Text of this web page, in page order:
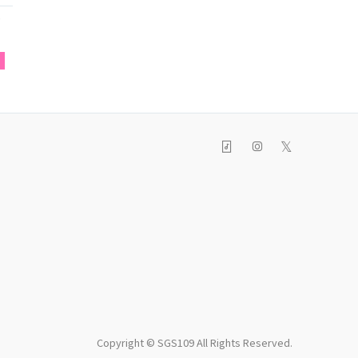
𝕏
Copyright © SGS109 All Rights Reserved.